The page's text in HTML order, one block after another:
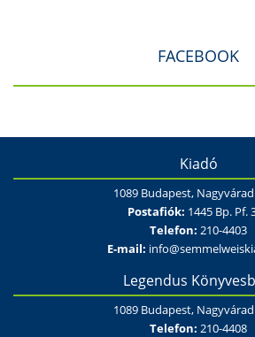
FACEBOOK
Kiadó
1089 Budapest,
Postafiók: 1445 Bp. Pf.
Telefon: 210-4403
E-mail:
Legendus
1089 Budapest,
Telefon: 210-4408